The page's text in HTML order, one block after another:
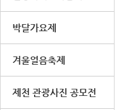
박달가요제
겨울얼음축제
제천 관광사진 공모전